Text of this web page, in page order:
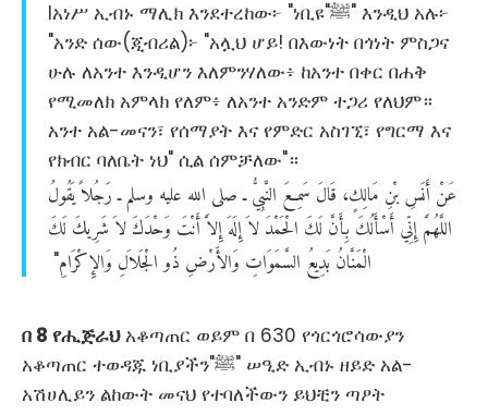
Iአነሥ ኢብኑ ማሊክ እንደተረከው፦ "ነቢዩ"ﷺ" እንዲህ አሉ፦
"አንድ ሰው(ጂብሪል)፦ "አሏህ ሆይ! በእውነት በጎነት ምስጋና
ሁሉ ለአንተ እንዲሆን እለምንሃለው፥ ከአንተ በቀር በሐቅ
የሚመለክ አምላክ የለም፥ ለአንተ አንድም ተጋሪ የለህም።
አንተ አል-መናን፣ የሰማያት እና የምድር አስገኚ፣ የግርማ እና
የክብር ባለቤት ነህ" ሲል ሰምቻለው"።
عَنْأَنَسِبْنِمَالِكٍ،قَالَسَمِعَالنَّبِيُّـصلىاللهعليهوسلمـرَجُلاًيَقُولُ
اللَّهُمَّإِنِّيأَسْأَلُكَبِأَنَّلَكَالْحَمْدَلاَإِلَهَإِلاَّأَنْتَوَحْدَكَلاَشَرِيكَلَكَ
الْمَنَّانُبَدِيعُالسَّمَوَاتِوَالأَرْضِذُوالْجَلاَلِوَالإِكْرَامِ"‏ ‏
በ 8 የሒጅራህአቆጣጠር ወይም በ 630 የጎርጎሮሳውያን
አቆጣጠር ተወዳጁ ነቢያችን"ﷺ" ሠዒድ ኢብኑ ዘይድ አል-
አሽሀሊይን ልከውት መናህ የተባለችውን ይህቺን ጣዖት